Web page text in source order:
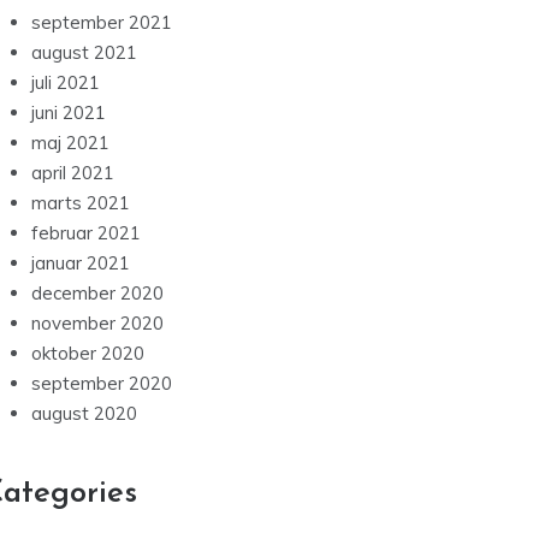
september 2021
august 2021
juli 2021
juni 2021
maj 2021
april 2021
marts 2021
februar 2021
januar 2021
december 2020
november 2020
oktober 2020
september 2020
august 2020